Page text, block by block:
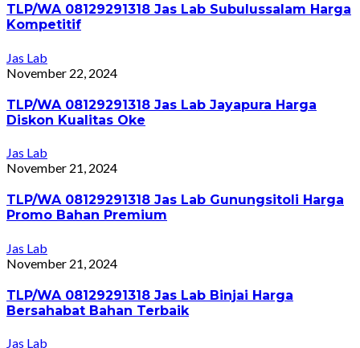
TLP/WA 08129291318 Jas Lab Subulussalam Harga
Kompetitif
Jas Lab
November 22, 2024
TLP/WA 08129291318 Jas Lab Jayapura Harga
Diskon Kualitas Oke
Jas Lab
November 21, 2024
TLP/WA 08129291318 Jas Lab Gunungsitoli Harga
Promo Bahan Premium
Jas Lab
November 21, 2024
TLP/WA 08129291318 Jas Lab Binjai Harga
Bersahabat Bahan Terbaik
Jas Lab